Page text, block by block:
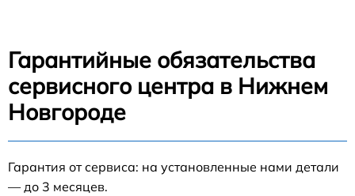
Гарантийные обязательства
сервисного центра в Нижнем
Новгороде
Гарантия от сервиса: на установленные нами детали
— до 3 месяцев.